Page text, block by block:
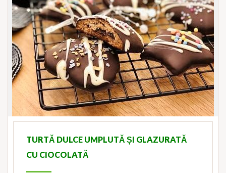
TURTĂ DULCE UMPLUTĂ ȘI GLAZURATĂ
CU CIOCOLATĂ